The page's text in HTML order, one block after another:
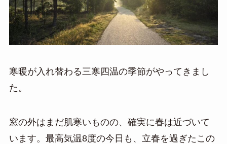
寒暖が入れ替わる三寒四温の季節がやってきまし
た。
窓の外はまだ肌寒いものの、確実に春は近づいて
います。最高気温8度の今日も、立春を過ぎたこの